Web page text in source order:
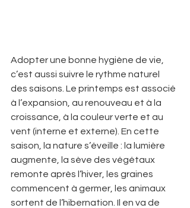
Adopter une bonne hygiène de vie,
c’est aussi suivre le rythme naturel
des saisons. Le printemps est associé
à l’expansion, au renouveau et à la
croissance, à la couleur verte et au
vent (interne et externe). En cette
saison, la nature s’éveille : la lumière
augmente, la sève des végétaux
remonte après l’hiver, les graines
commencent à germer, les animaux
sortent de l’hibernation. Il en va de